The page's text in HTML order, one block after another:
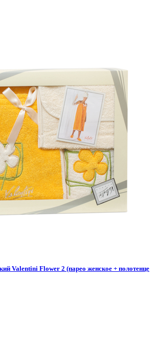
Valentini Flower 2 (парео женское + полотенце